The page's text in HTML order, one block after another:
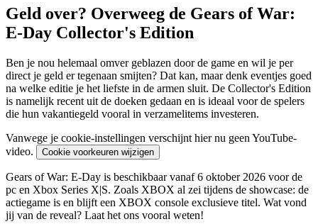
Geld over? Overweeg de Gears of War:
E-Day Collector's Edition
Ben je nou helemaal omver geblazen door de game en wil je per
direct je geld er tegenaan smijten? Dat kan, maar denk eventjes goed
na welke editie je het liefste in de armen sluit. De Collector's Edition
is namelijk recent uit de doeken gedaan en is ideaal voor de spelers
die hun vakantiegeld vooral in verzamelitems investeren.
Vanwege je cookie-instellingen verschijnt hier nu geen YouTube-
video.
Cookie voorkeuren wijzigen
Gears of War: E-Day is beschikbaar vanaf 6 oktober 2026 voor de
pc en Xbox Series X|S. Zoals XBOX al zei tijdens de showcase: de
actiegame is en blijft een XBOX console exclusieve titel. Wat vond
jij van de reveal? Laat het ons vooral weten!